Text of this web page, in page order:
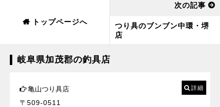
トップページへ
次の記事
つり具のブンブン中環・堺
店
岐阜県加茂郡の釣具店
亀山つり具店
〒509-0511
詳細